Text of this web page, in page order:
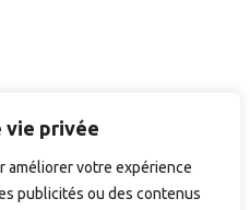
vie privée
améliorer votre expérience
publicités ou des contenus